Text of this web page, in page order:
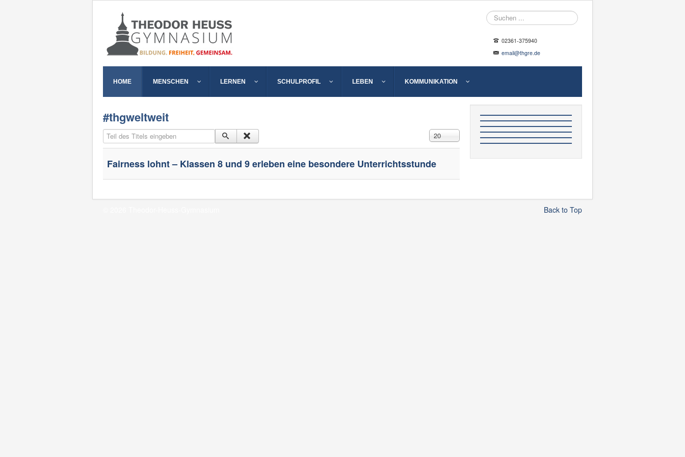
Suche
02361-375940
email@thgre.de
HOME MENSCHEN LERNEN SCHULPROFIL LEBEN KOMMUNIKATION
#thgweltweit
Teil des Titels eingeben Anzeige #
20
Fairness lohnt – Klassen 8 und 9 erleben eine besondere Unterrichtsstunde
Back to Top